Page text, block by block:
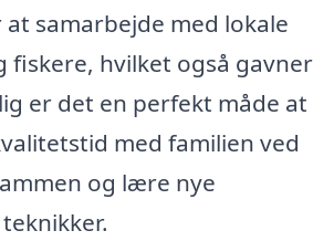
samarbejde med lokale
fiskere, hvilket også gavner
er det en perfekt måde at
med familien ved
og lære nye